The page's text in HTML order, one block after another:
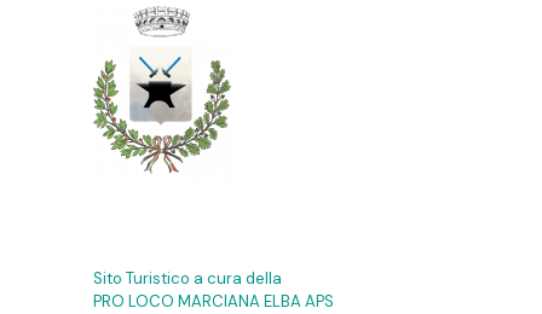
Sito Turistico a cura della
PRO LOCO MARCIANA ELBA APS